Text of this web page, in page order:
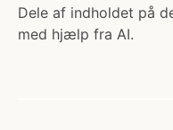
Dele af indholdet på
med hjælp fra AI.